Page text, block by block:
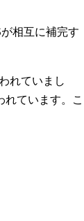
相互に補完す
れていまし
ています。こ